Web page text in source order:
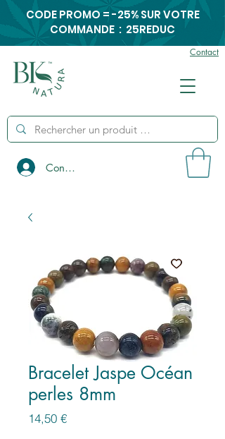
Contact
Connexion
CODE PROMO = -25% SUR VOTRE
COMMANDE : 25REDUC
Bracelet Jaspe Océan
perles 8mm
14,50 €Prezzo